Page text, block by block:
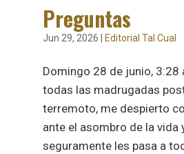
Preguntas
Jun 29, 2026 Editorial Tal Cual
Domingo 28 de junio, 3:28
todas las madrugadas
terremoto, me despierto
ante el asombro de la vida
seguramente les pasa a